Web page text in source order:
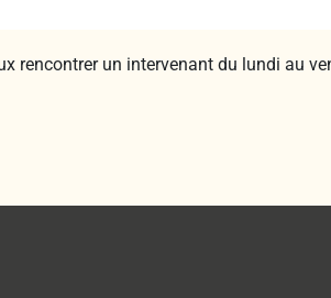
rencontrer un intervenant du lundi au